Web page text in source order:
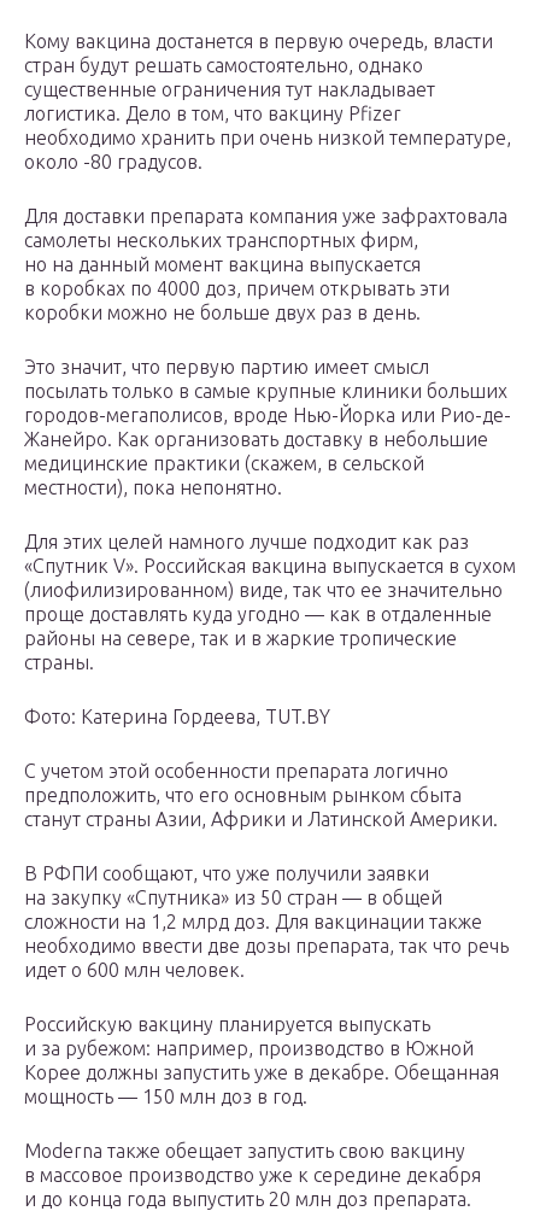
Кому вакцина достанется в первую очередь, власти
стран будут решать самостоятельно, однако
существенные ограничения тут накладывает
логистика. Дело в том, что вакцину Pfizer
необходимо хранить при очень низкой температуре,
около -80 градусов.
Для доставки препарата компания уже зафрахтовала
самолеты нескольких транспортных фирм,
но на данный момент вакцина выпускается
в коробках по 4000 доз, причем открывать эти
коробки можно не больше двух раз в день.
Это значит, что первую партию имеет смысл
посылать только в самые крупные клиники больших
городов-мегаполисов, вроде Нью-Йорка или Рио-де-
Жанейро. Как организовать доставку в небольшие
медицинские практики (скажем, в сельской
местности), пока непонятно.
Для этих целей намного лучше подходит как раз
«Спутник V». Российская вакцина выпускается в сухом
(лиофилизированном) виде, так что ее значительно
проще доставлять куда угодно — как в отдаленные
районы на севере, так и в жаркие тропические
страны.
Фото: Катерина Гордеева, TUT.BY
С учетом этой особенности препарата логично
предположить, что его основным рынком сбыта
станут страны Азии, Африки и Латинской Америки.
В РФПИ сообщают, что уже получили заявки
на закупку «Спутника» из 50 стран — в общей
сложности на 1,2 млрд доз. Для вакцинации также
необходимо ввести две дозы препарата, так что речь
идет о 600 млн человек.
Российскую вакцину планируется выпускать
и за рубежом: например, производство в Южной
Корее должны запустить уже в декабре. Обещанная
мощность — 150 млн доз в год.
Moderna также обещает запустить свою вакцину
в массовое производство уже к середине декабря
и до конца года выпустить 20 млн доз препарата.